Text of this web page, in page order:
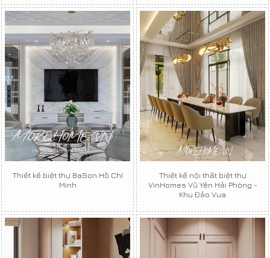
Thiết kế biệt thự BaSon Hồ Chí
Minh
Thiết kế nội thất biệt thự
VinHomes Vũ Yên Hải Phòng -
Khu Đảo Vua